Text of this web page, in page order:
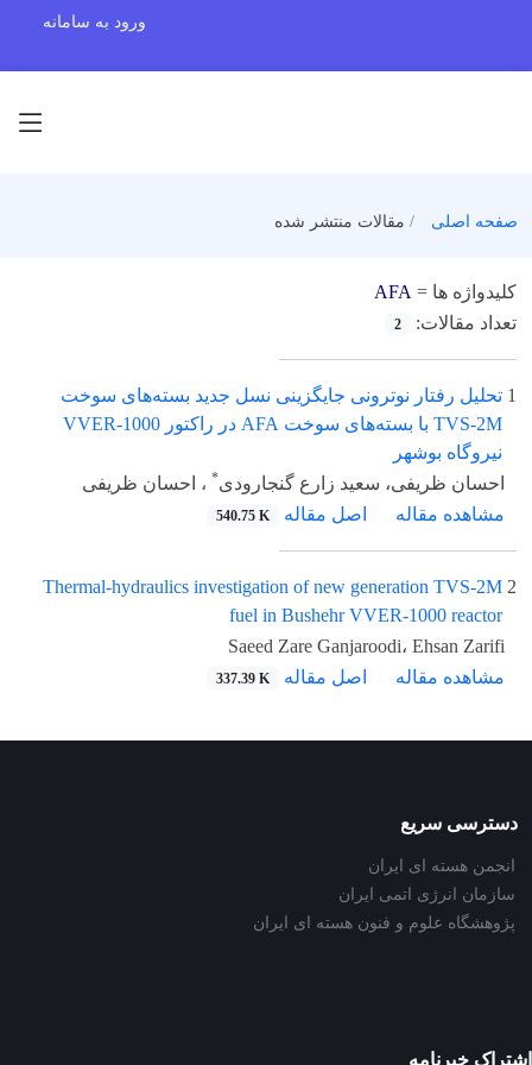
ورود به سامانه
صفحه اصلی مقالات منتشر شده
کلیدواژه ها = AFA
تعداد مقالات:
2
1 تحلیل رفتار نوترونی جایگزینی نسل جدید بسته‌های سوخت
TVS-2M با بسته‌های سوخت AFA در راکتور VVER-1000
نیروگاه بوشهر
احسان ظریفی، سعید زارع گنجارودی* ، احسان ظریفی
مشاهده مقاله
اصل مقاله 540.75 K
2
Thermal-hydraulics investigation of new generation TVS-2M
fuel in Bushehr VVER-1000 reactor
Saeed Zare Ganjaroodi، Ehsan Zarifi
مشاهده مقاله
اصل مقاله 337.39 K
دسترسی سریع
انجمن هسته ای ایران
سازمان انرژی اتمی ایران
پژوهشگاه علوم و فنون هسته ای ایران
اشتراک خبرنامه